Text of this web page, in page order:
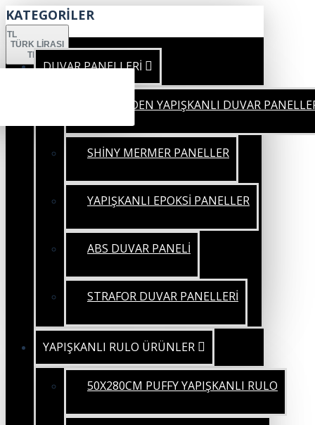
KATEGORİLER
TL
TÜRK LIRASI
TRY
DUVAR PANELLERİ
KENDİNDEN YAPIŞKANLI DUVAR
SHİNY MERMER PANELLER
YAPIŞKANLI EPOKSİ PANELLER
ABS DUVAR PANELİ
STRAFOR DUVAR PANELLERİ
YAPIŞKANLI RULO ÜRÜNLER
50X280CM PUFFY YAPIŞKANLI RULO